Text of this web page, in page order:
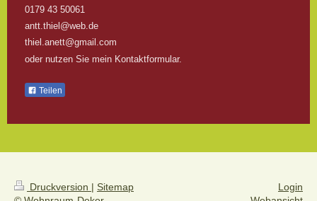
0179 43 50061
antt.thiel@web.de
thiel.anett@gmail.com
oder nutzen Sie mein Kontaktformular.
Teilen
Druckversion | Sitemap
Login